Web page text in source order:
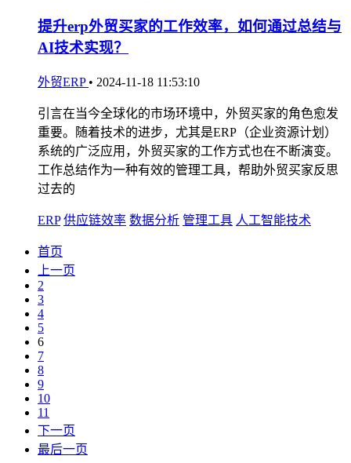
提升erp外贸买家的工作效率，如何通过总结与
AI技术实现？
外贸ERP • 2024-11-18 11:53:10
引言在当今全球化的市场环境中，外贸买家的角色愈发
重要。随着技术的进步，尤其是ERP（企业资源计划）
系统的广泛应用，外贸买家的工作方式也在不断演变。
工作总结作为一种有效的管理工具，帮助外贸买家反思
过去的
ERP 供应链效率 数据分析 管理工具 人工智能技术
首页
上一页
2
3
4
5
6
7
8
9
10
11
下一页
最后一页